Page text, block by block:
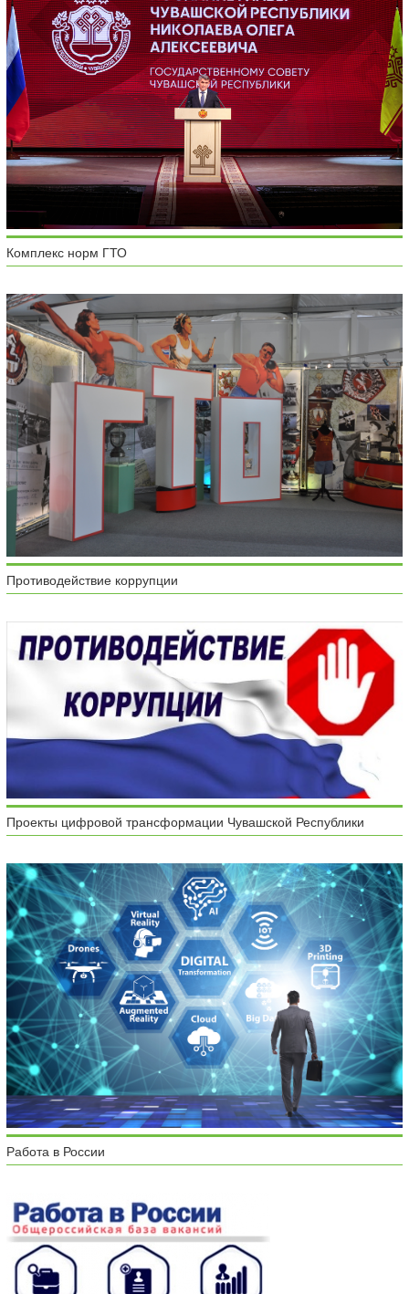
Комплекс норм ГТО
Противодействие коррупции
Проекты цифровой трансформации Чувашской Республики
Работа в России